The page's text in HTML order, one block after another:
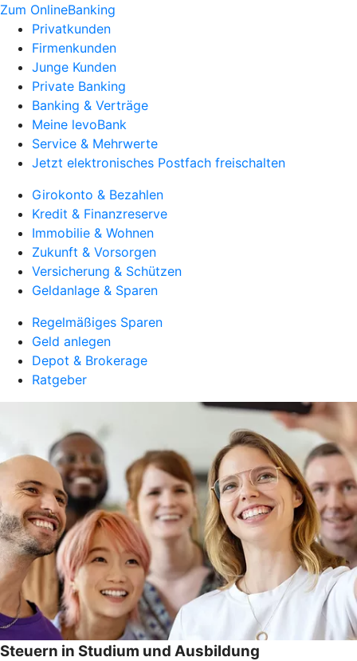
Zum OnlineBanking
Privatkunden
Firmenkunden
Junge Kunden
Private Banking
Banking & Verträge
Meine levoBank
Service & Mehrwerte
Jetzt elektronisches Postfach freischalten
Girokonto & Bezahlen
Kredit & Finanzreserve
Immobilie & Wohnen
Zukunft & Vorsorgen
Versicherung & Schützen
Geldanlage & Sparen
Regelmäßiges Sparen
Geld anlegen
Depot & Brokerage
Ratgeber
Steuern in Studium und Ausbildung